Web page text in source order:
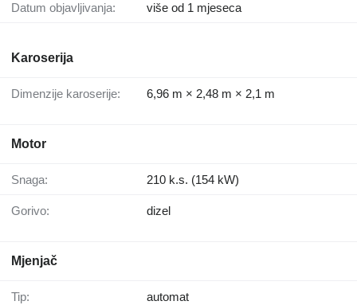
Datum objavljivanja: više od 1 mjeseca
Karoserija
Dimenzije karoserije: 6,96 m × 2,48 m × 2,1 m
Motor
Snaga: 210 k.s. (154 kW)
Gorivo: dizel
Mjenjač
Tip: automat